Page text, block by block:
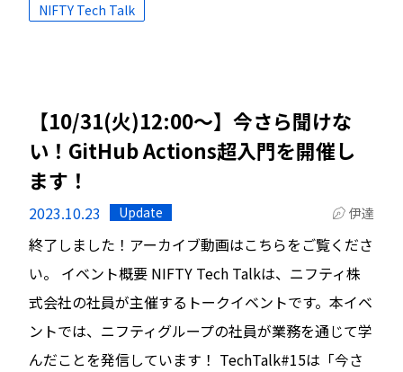
NIFTY Tech Talk
【10/31(火)12:00～】今さら聞けな
い！GitHub Actions超入門を開催し
ます！
2023.10.23 Update 伊達
終了しました！アーカイブ動画はこちらをご覧くださ
い。 イベント概要 NIFTY Tech Talkは、ニフティ株
式会社の社員が主催するトークイベントです。本イベ
ントでは、ニフティグループの社員が業務を通じて学
んだことを発信しています！ TechTalk#15は「今さ